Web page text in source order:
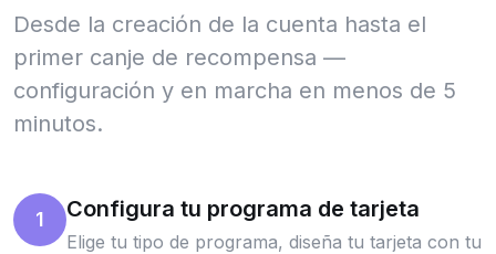
Desde la creación de la cuenta hasta el
primer canje de recompensa —
configuración y en marcha en menos de 5
minutos.
1 Configura tu programa de tarjeta
Elige tu tipo de programa, diseña tu tarjeta con tu